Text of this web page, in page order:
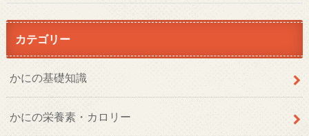
カテゴリー
かにの基礎知識
かにの栄養素・カロリー